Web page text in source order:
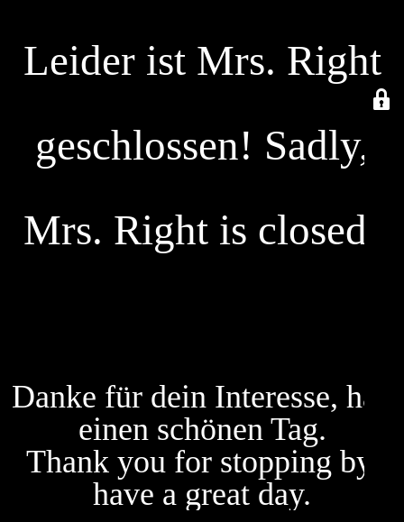
Leider ist Mrs. Right
geschlossen! Sadly,
Mrs. Right is closed!
Danke für dein Interesse, hab
einen schönen Tag.
Thank you for stopping by,
have a great day.